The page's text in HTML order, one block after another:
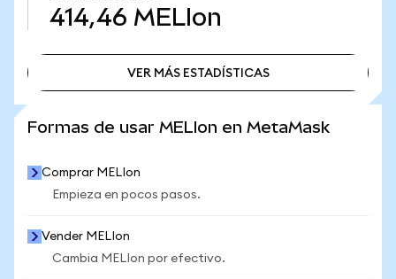
414,46 MELIon
VER MÁS ESTADÍSTICAS
Formas de usar MELIon en MetaMask
Comprar MELIon
Empieza en pocos pasos.
Vender MELIon
Cambia MELIon por efectivo.